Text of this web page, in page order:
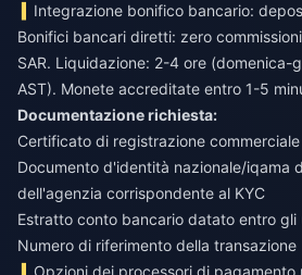
Integrazione bonifico bancario:
Bonifici bancari diretti: zero
SAR. Liquidazione: 2-4 ore
AST). Monete accreditate entro 1-5
Documentazione richiesta:
Certificato di registrazione commerciale
Documento d'identità nazionale/iqama
dell'agenzia corrispondente al KYC
Estratto conto bancario datato entro gli
Numero di riferimento della transazione
Opzioni dei processori di pagamento